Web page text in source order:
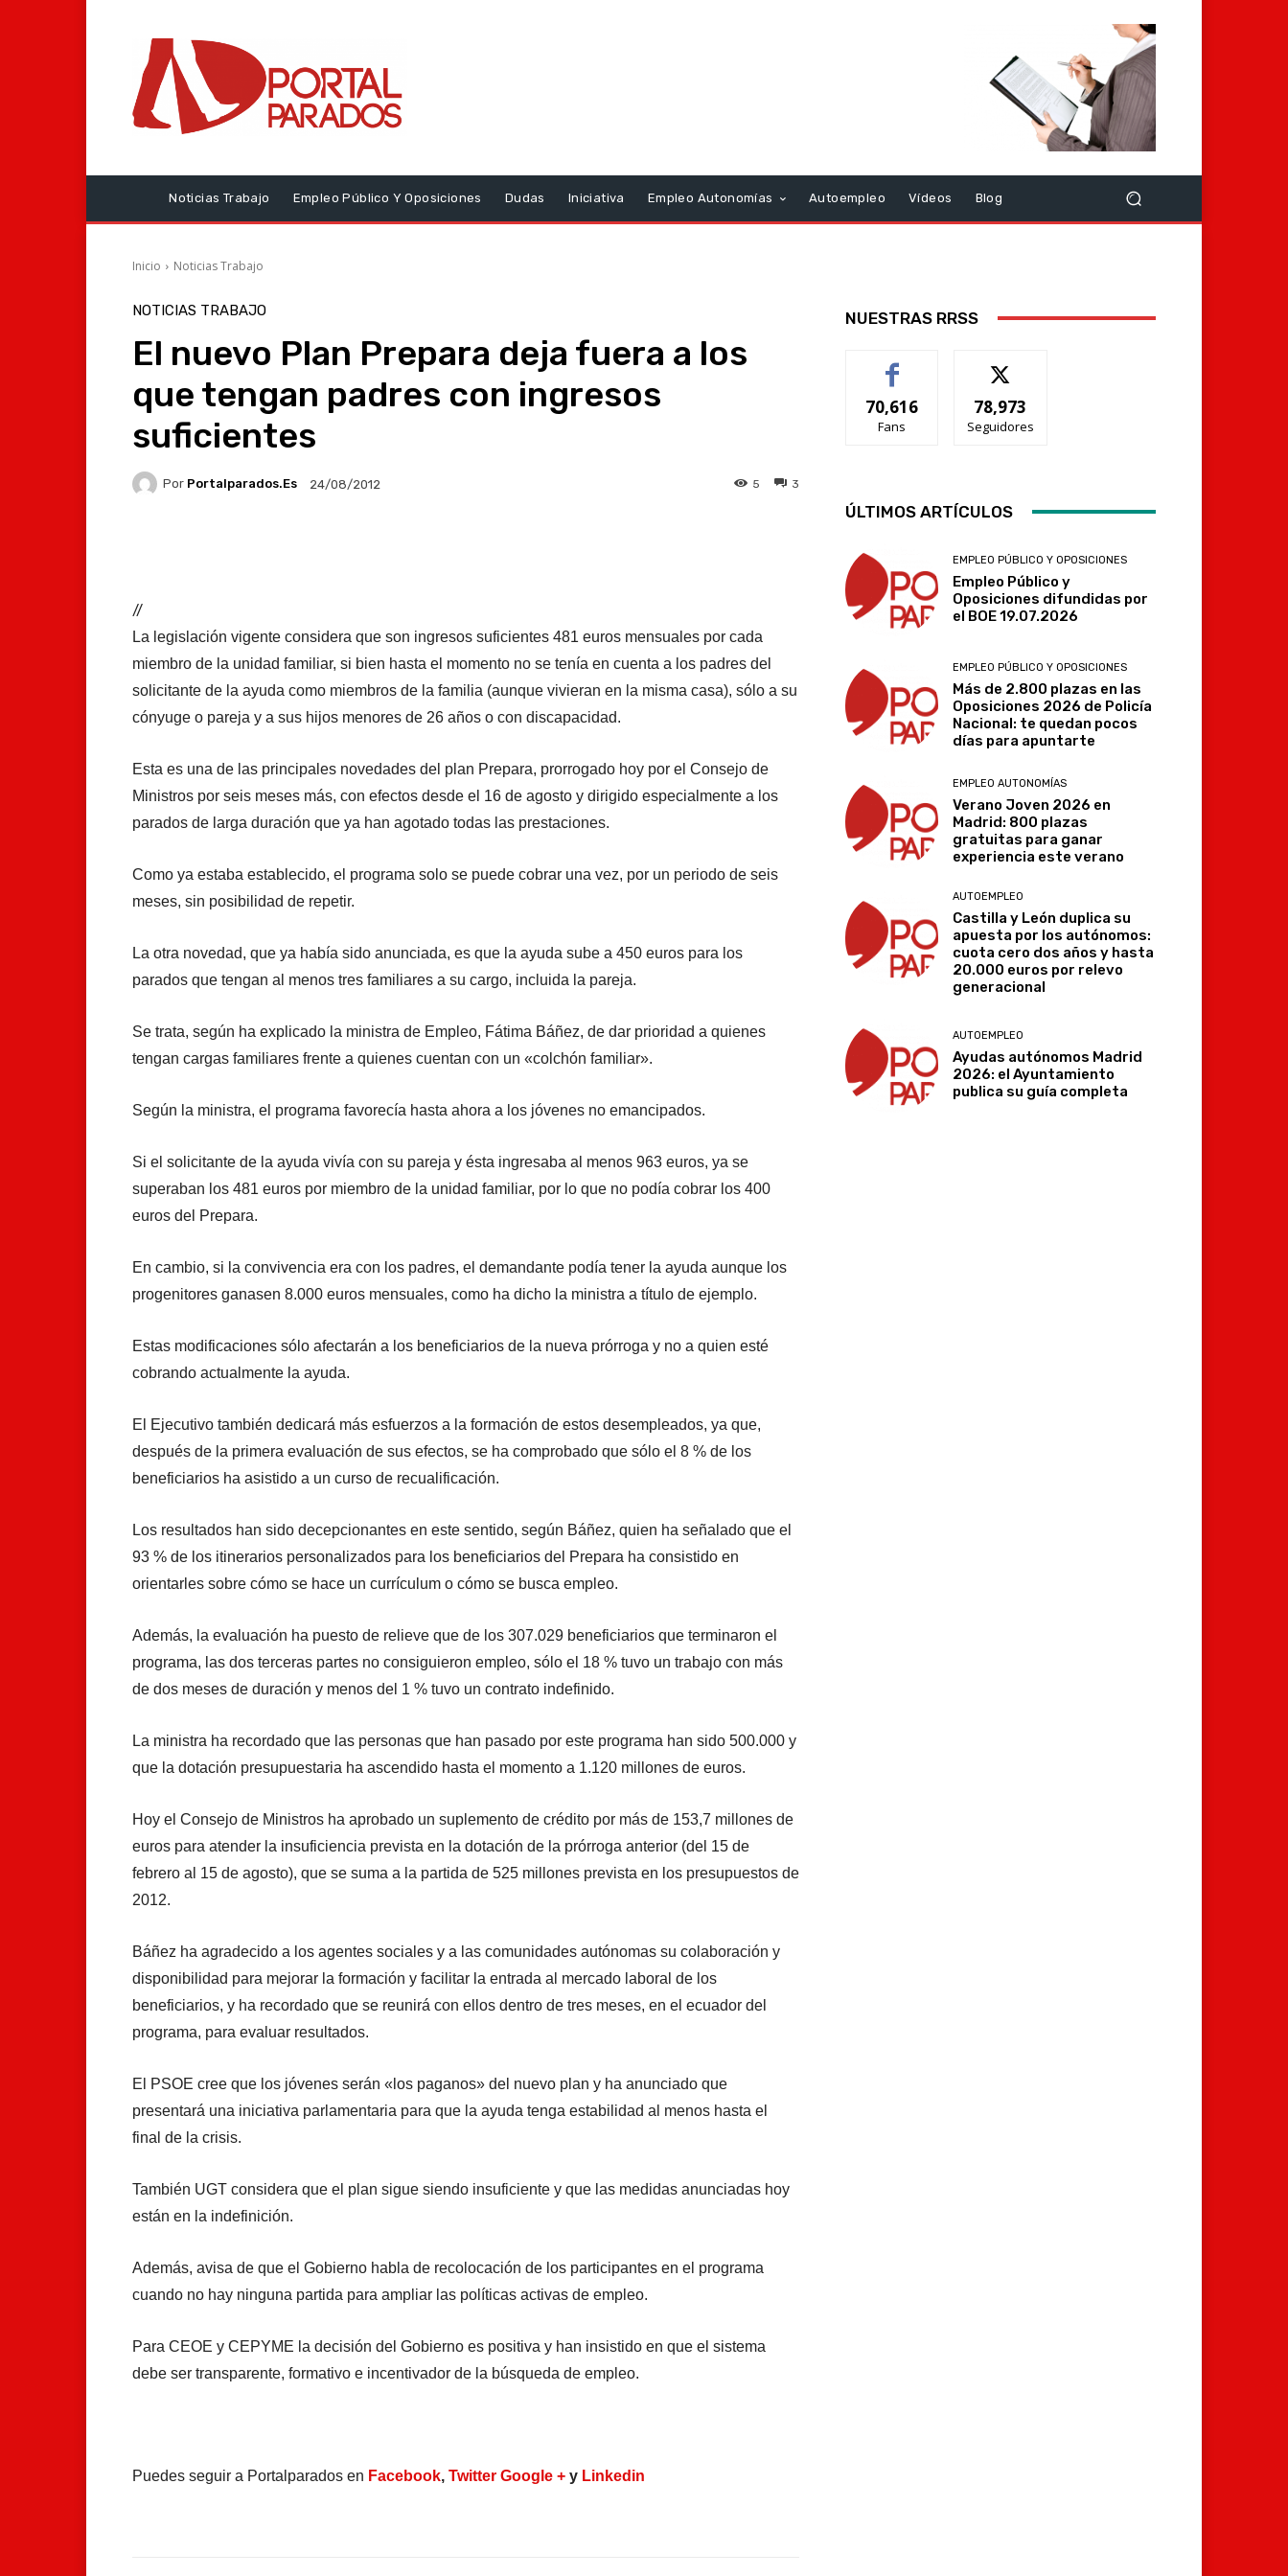
Noticias Trabajo Empleo Público Y Oposiciones Dudas Iniciativa Empleo Autonomías Autoempleo Vídeos Blog
Inicio Noticias Trabajo
NOTICIAS TRABAJO
El nuevo Plan Prepara deja fuera a los
que tengan padres con ingresos
suficientes
Por Portalparados.es 24/08/2012 3
5
//
La legislación vigente considera que son ingresos suficientes 481 euros mensuales por cada
miembro de la unidad familiar, si bien hasta el momento no se tenía en cuenta a los padres del
solicitante de la ayuda como miembros de la familia (aunque vivieran en la misma casa), sólo a su
cónyuge o pareja y a sus hijos menores de 26 años o con discapacidad.
Esta es una de las principales novedades del plan Prepara, prorrogado hoy por el Consejo de
Ministros por seis meses más, con efectos desde el 16 de agosto y dirigido especialmente a los
parados de larga duración que ya han agotado todas las prestaciones.
Como ya estaba establecido, el programa solo se puede cobrar una vez, por un periodo de seis
meses, sin posibilidad de repetir.
La otra novedad, que ya había sido anunciada, es que la ayuda sube a 450 euros para los
parados que tengan al menos tres familiares a su cargo, incluida la pareja.
Se trata, según ha explicado la ministra de Empleo, Fátima Báñez, de dar prioridad a quienes
tengan cargas familiares frente a quienes cuentan con un «colchón familiar».
Según la ministra, el programa favorecía hasta ahora a los jóvenes no emancipados.
Si el solicitante de la ayuda vivía con su pareja y ésta ingresaba al menos 963 euros, ya se
superaban los 481 euros por miembro de la unidad familiar, por lo que no podía cobrar los 400
euros del Prepara.
En cambio, si la convivencia era con los padres, el demandante podía tener la ayuda aunque los
progenitores ganasen 8.000 euros mensuales, como ha dicho la ministra a título de ejemplo.
Estas modificaciones sólo afectarán a los beneficiarios de la nueva prórroga y no a quien esté
cobrando actualmente la ayuda.
El Ejecutivo también dedicará más esfuerzos a la formación de estos desempleados, ya que,
después de la primera evaluación de sus efectos, se ha comprobado que sólo el 8 % de los
beneficiarios ha asistido a un curso de recualificación.
Los resultados han sido decepcionantes en este sentido, según Báñez, quien ha señalado que el
93 % de los itinerarios personalizados para los beneficiarios del Prepara ha consistido en
orientarles sobre cómo se hace un currículum o cómo se busca empleo.
Además, la evaluación ha puesto de relieve que de los 307.029 beneficiarios que terminaron el
programa, las dos terceras partes no consiguieron empleo, sólo el 18 % tuvo un trabajo con más
de dos meses de duración y menos del 1 % tuvo un contrato indefinido.
La ministra ha recordado que las personas que han pasado por este programa han sido 500.000 y
que la dotación presupuestaria ha ascendido hasta el momento a 1.120 millones de euros.
Hoy el Consejo de Ministros ha aprobado un suplemento de crédito por más de 153,7 millones de
euros para atender la insuficiencia prevista en la dotación de la prórroga anterior (del 15 de
febrero al 15 de agosto), que se suma a la partida de 525 millones prevista en los presupuestos de
2012.
Báñez ha agradecido a los agentes sociales y a las comunidades autónomas su colaboración y
disponibilidad para mejorar la formación y facilitar la entrada al mercado laboral de los
beneficiarios, y ha recordado que se reunirá con ellos dentro de tres meses, en el ecuador del
programa, para evaluar resultados.
El PSOE cree que los jóvenes serán «los paganos» del nuevo plan y ha anunciado que
presentará una iniciativa parlamentaria para que la ayuda tenga estabilidad al menos hasta el
final de la crisis.
También UGT considera que el plan sigue siendo insuficiente y que las medidas anunciadas hoy
están en la indefinición.
Además, avisa de que el Gobierno habla de recolocación de los participantes en el programa
cuando no hay ninguna partida para ampliar las políticas activas de empleo.
Para CEOE y CEPYME la decisión del Gobierno es positiva y han insistido en que el sistema
debe ser transparente, formativo e incentivador de la búsqueda de empleo.
Puedes seguir a Portalparados en Facebook, Twitter Google + y Linkedin
NUESTRAS RRSS
70,616
Fans
78,973
Seguidores
ÚLTIMOS ARTÍCULOS
EMPLEO PÚBLICO Y OPOSICIONES
Empleo Público y
Oposiciones difundidas por
el BOE 19.07.2026
EMPLEO PÚBLICO Y OPOSICIONES
Más de 2.800 plazas en las
Oposiciones 2026 de Policía
Nacional: te quedan pocos
días para apuntarte
EMPLEO AUTONOMÍAS
Verano Joven 2026 en
Madrid: 800 plazas
gratuitas para ganar
experiencia este verano
AUTOEMPLEO
Castilla y León duplica su
apuesta por los autónomos:
cuota cero dos años y hasta
20.000 euros por relevo
generacional
AUTOEMPLEO
Ayudas autónomos Madrid
2026: el Ayuntamiento
publica su guía completa